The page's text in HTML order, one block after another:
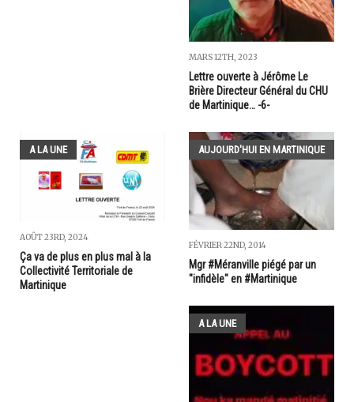
MARS 12TH, 2023
Lettre ouverte à Jérôme Le
Brière Directeur Général du CHU
de Martinique… -6-
A LA UNE
AOÛT 23RD, 2024
Ça va de plus en plus mal à la
Collectivité Territoriale de
Martinique
AUJOURD'HUI EN MARTINIQUE
FÉVRIER 22ND, 2014
Mgr #Méranville piégé par un
"infidèle" en #Martinique
A LA UNE